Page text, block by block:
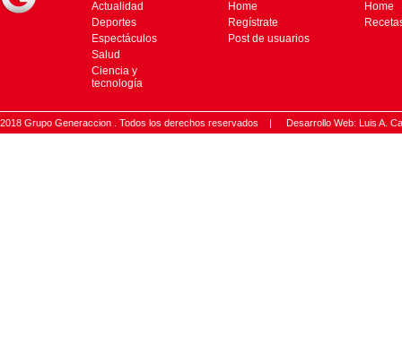
Actualidad
Deportes
Espectáculos
Salud
Ciencia y
tecnología
Home
Regístrate
Post de usuarios
Home
2018 Grupo Generaccion . Todos los derechos reservados | Desarrollo Web: Luis